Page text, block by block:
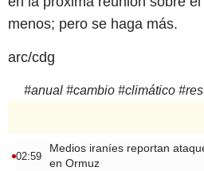
menos; pero se haga más.
arc/cdg
#anual #cambio #climático #
02:59
Medios iraníes reportan
en Ormuz